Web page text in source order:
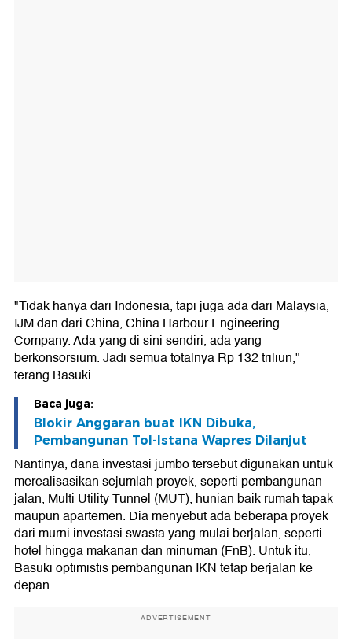
"Tidak hanya dari Indonesia, tapi juga ada dari Malaysia,
IJM dan dari China, China Harbour Engineering
Company. Ada yang di sini sendiri, ada yang
berkonsorsium. Jadi semua totalnya Rp 132 triliun,"
terang Basuki.
Baca juga:
Blokir Anggaran buat IKN Dibuka,
Pembangunan Tol-Istana Wapres Dilanjut
Nantinya, dana investasi jumbo tersebut digunakan untuk
merealisasikan sejumlah proyek, seperti pembangunan
jalan, Multi Utility Tunnel (MUT), hunian baik rumah tapak
maupun apartemen. Dia menyebut ada beberapa proyek
dari murni investasi swasta yang mulai berjalan, seperti
hotel hingga makanan dan minuman (FnB). Untuk itu,
Basuki optimistis pembangunan IKN tetap berjalan ke
depan.
ADVERTISEMENT